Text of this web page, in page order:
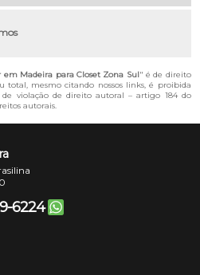
em Madeira para Closet Zona Sul" é de direito
total, mesmo citando nossos links, é proibida
violação de direito autoral – artigo 184 do
autorais.
6224